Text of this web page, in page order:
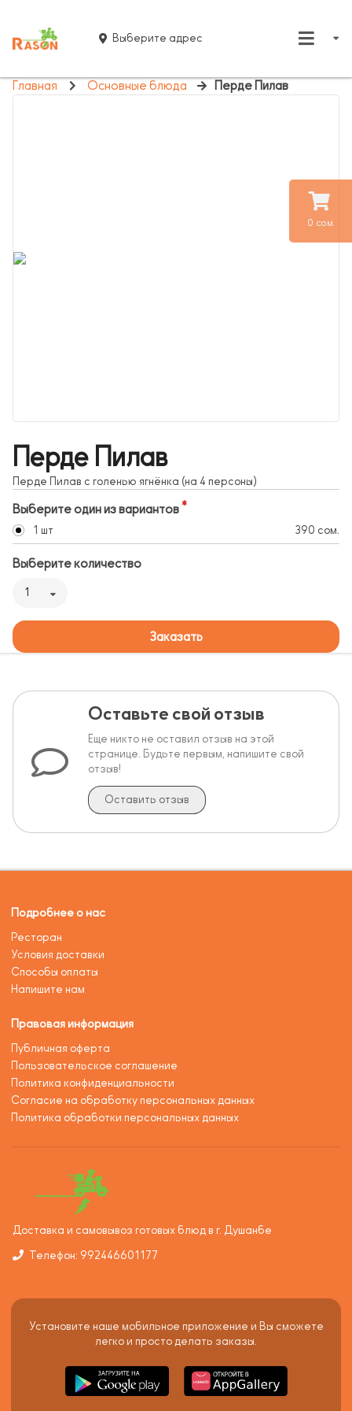
0 сом.
Выберите адрес
Главная Основные блюда Перде Пилав
Перде Пилав
Перде Пилав с голенью ягнёнка (на 4 персоны)
Выберите один из вариантов
1 шт 390 сом.
Выберите количество
1
Заказать
Оставьте свой отзыв
Еще никто не оставил отзыв на этой
странице. Будьте первым, напишите свой
отзыв!
Оставить отзыв
Подробнее о нас
Ресторан
Условия доставки
Способы оплаты
Напишите нам
Правовая информация
Публичная оферта
Пользовательское соглашение
Политика конфиденциальности
Согласие на обработку персональных данных
Политика обработки персональных данных
Доставка и самовывоз готовых блюд в г. Душанбе
Телефон: 992446601177
Установите наше мобильное приложение и Вы сможете
легко и просто делать заказы.